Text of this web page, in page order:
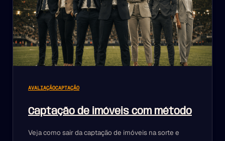
AVALIAÇÃOCAPTAÇÃO
Captação de imóveis com método
Veja como sair da captação de imóveis na sorte e